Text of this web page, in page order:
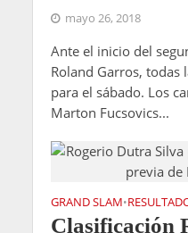
mayo 26, 2018
Ante el inicio del
Roland Garros, todas
para el sábado. Los
Marton Fucsovics...
GRAND SLAM•
Clasificación